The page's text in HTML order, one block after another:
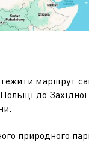
маршрут
до Західної
природного